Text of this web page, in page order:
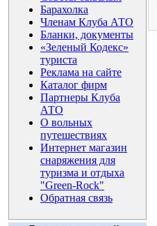
Барахолка
Членам Клуба АТО
Бланки, документы
«Зеленый Кодекс»
туриста
Реклама на сайте
Каталог фирм
Партнеры Клуба
АТО
О вольных
путешествиях
Интернет магазин
снаряжения для
туризма и отдыха
"Green-Rock"
Обратная связь